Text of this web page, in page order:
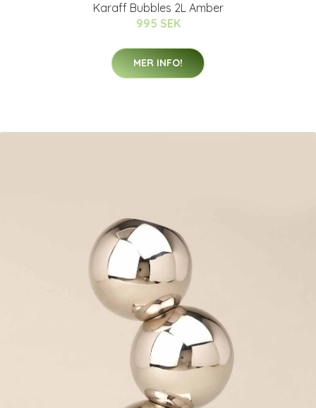
Karaff Bubbles 2L Amber
995 SEK
MER INFO!